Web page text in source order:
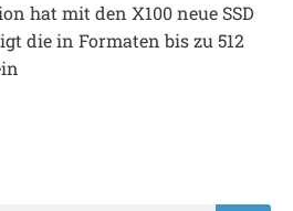
hat mit den X100 neue SSD
die in Formaten bis zu 512